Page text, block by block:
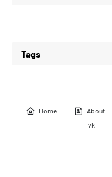
Tags
Home About
vk